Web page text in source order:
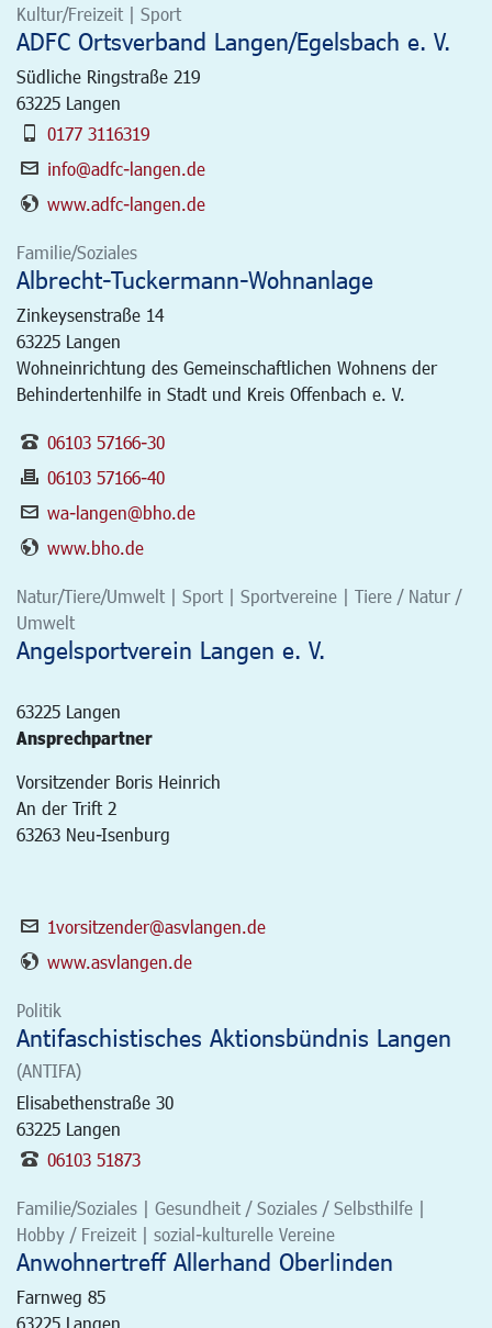
Kultur/Freizeit | Sport
ADFC Ortsverband Langen/Egelsbach e. V.
Südliche Ringstraße 219
63225 Langen
0177 3116319
info@adfc-langen.de
www.adfc-langen.de
Familie/Soziales
Albrecht-Tuckermann-Wohnanlage
Zinkeysenstraße 14
63225 Langen
Wohneinrichtung des Gemeinschaftlichen Wohnens der
Behindertenhilfe in Stadt und Kreis Offenbach e. V.
06103 57166-30
06103 57166-40
wa-langen@bho.de
www.bho.de
Natur/Tiere/Umwelt | Sport | Sportvereine | Tiere / Natur /
Umwelt
Angelsportverein Langen e. V.
63225 Langen
Ansprechpartner
Vorsitzender Boris Heinrich
An der Trift 2
63263 Neu-Isenburg
1vorsitzender@asvlangen.de
www.asvlangen.de
Politik
Antifaschistisches Aktionsbündnis Langen
(ANTIFA)
Elisabethenstraße 30
63225 Langen
06103 51873
Familie/Soziales | Gesundheit / Soziales / Selbsthilfe |
Hobby / Freizeit | sozial-kulturelle Vereine
Anwohnertreff Allerhand Oberlinden
Farnweg 85
63225 Langen